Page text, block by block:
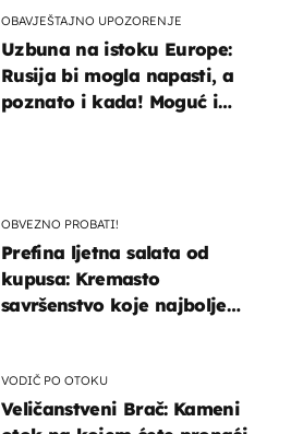
OBAVJEŠTAJNO UPOZORENJE
Uzbuna na istoku Europe:
Rusija bi mogla napasti, a
poznato i kada! Moguć i
OBVEZNO PROBATI!
Prefina ljetna salata od
kupusa: Kremasto
savršenstvo koje najbolje
VODIČ PO OTOKU
Veličanstveni Brač: Kameni